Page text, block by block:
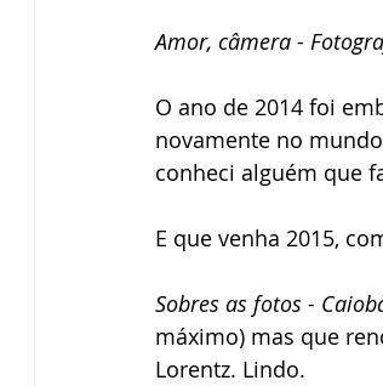
Mini Ensaios de Páscoa Book
Amor, câmera -
O ano de 2014 foi
novamente no
conheci alguém que
E que venha 2015,
Sobres as fotos -
máximo) mas que
Lorentz. Lindo.